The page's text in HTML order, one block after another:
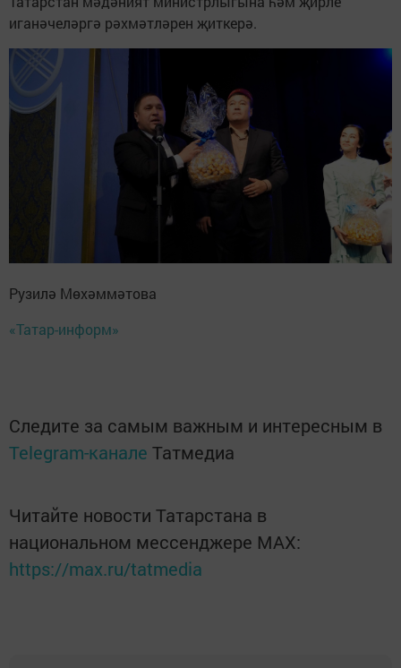
иганәчеләргә рәхмәтләрен җиткерә.
Рузилә Мөхәммәтова
«Татар-информ»
Следите за самым важным и интересным в
Telegram-канале Татмедиа
Читайте новости Татарстана в
национальном мессенджере MАХ:
https://max.ru/tatmedia